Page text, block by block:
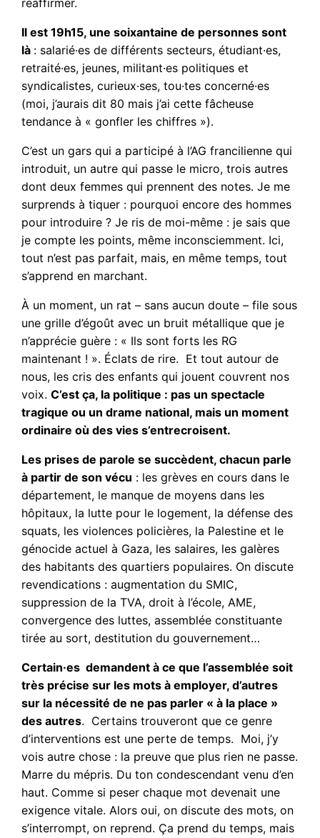
réaffirmer.
Il est 19h15, une soixantaine de personnes sont
là : salarié·es de différents secteurs, étudiant·es,
retraité·es, jeunes, militant·es politiques et
syndicalistes, curieux·ses, tou·tes concerné·es
(moi, j’aurais dit 80 mais j’ai cette fâcheuse
tendance à « gonfler les chiffres »).
C’est un gars qui a participé à l’AG francilienne qui
introduit, un autre qui passe le micro, trois autres
dont deux femmes qui prennent des notes. Je me
surprends à tiquer : pourquoi encore des hommes
pour introduire ? Je ris de moi-même : je sais que
je compte les points, même inconsciemment. Ici,
tout n’est pas parfait, mais, en même temps, tout
s’apprend en marchant.
À un moment, un rat – sans aucun doute – file sous
une grille d’égoût avec un bruit métallique que je
n’apprécie guère : « Ils sont forts les RG
maintenant ! ». Éclats de rire. Et tout autour de
nous, les cris des enfants qui jouent couvrent nos
voix.C’est ça, la politique : pas un spectacle
tragique ou un drame national, mais un moment
ordinaire où des vies s’entrecroisent.
Les prises de parole se succèdent, chacun parle
à partir de son vécu : les grèves en cours dans le
département, le manque de moyens dans les
hôpitaux, la lutte pour le logement, la défense des
squats, les violences policières, la Palestine et le
génocide actuel à Gaza, les salaires, les galères
des habitants des quartiers populaires. On discute
revendications : augmentation du SMIC,
suppression de la TVA, droit à l’école, AME,
convergence des luttes, assemblée constituante
tirée au sort, destitution du gouvernement…
Certain·es demandent à ce que l’assemblée soit
très précise sur les mots à employer, d’autres
sur la nécessité de ne pas parler « à la place »
des autres. Certains trouveront que ce genre
d’interventions est une perte de temps. Moi, j’y
vois autre chose : la preuve que plus rien ne passe.
Marre du mépris. Du ton condescendant venu d’en
haut. Comme si peser chaque mot devenait une
exigence vitale. Alors oui, on discute des mots, on
s’interrompt, on reprend. Ça prend du temps, mais